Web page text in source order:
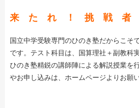
来 た れ ！ 挑 戦 者
国立中学受験専門のひのき塾だからこそ
です。テスト科目は、国算理社＋副教科
ひのき塾精鋭の講師陣による解説授業を
やお申し込みは、ホームページよりお願